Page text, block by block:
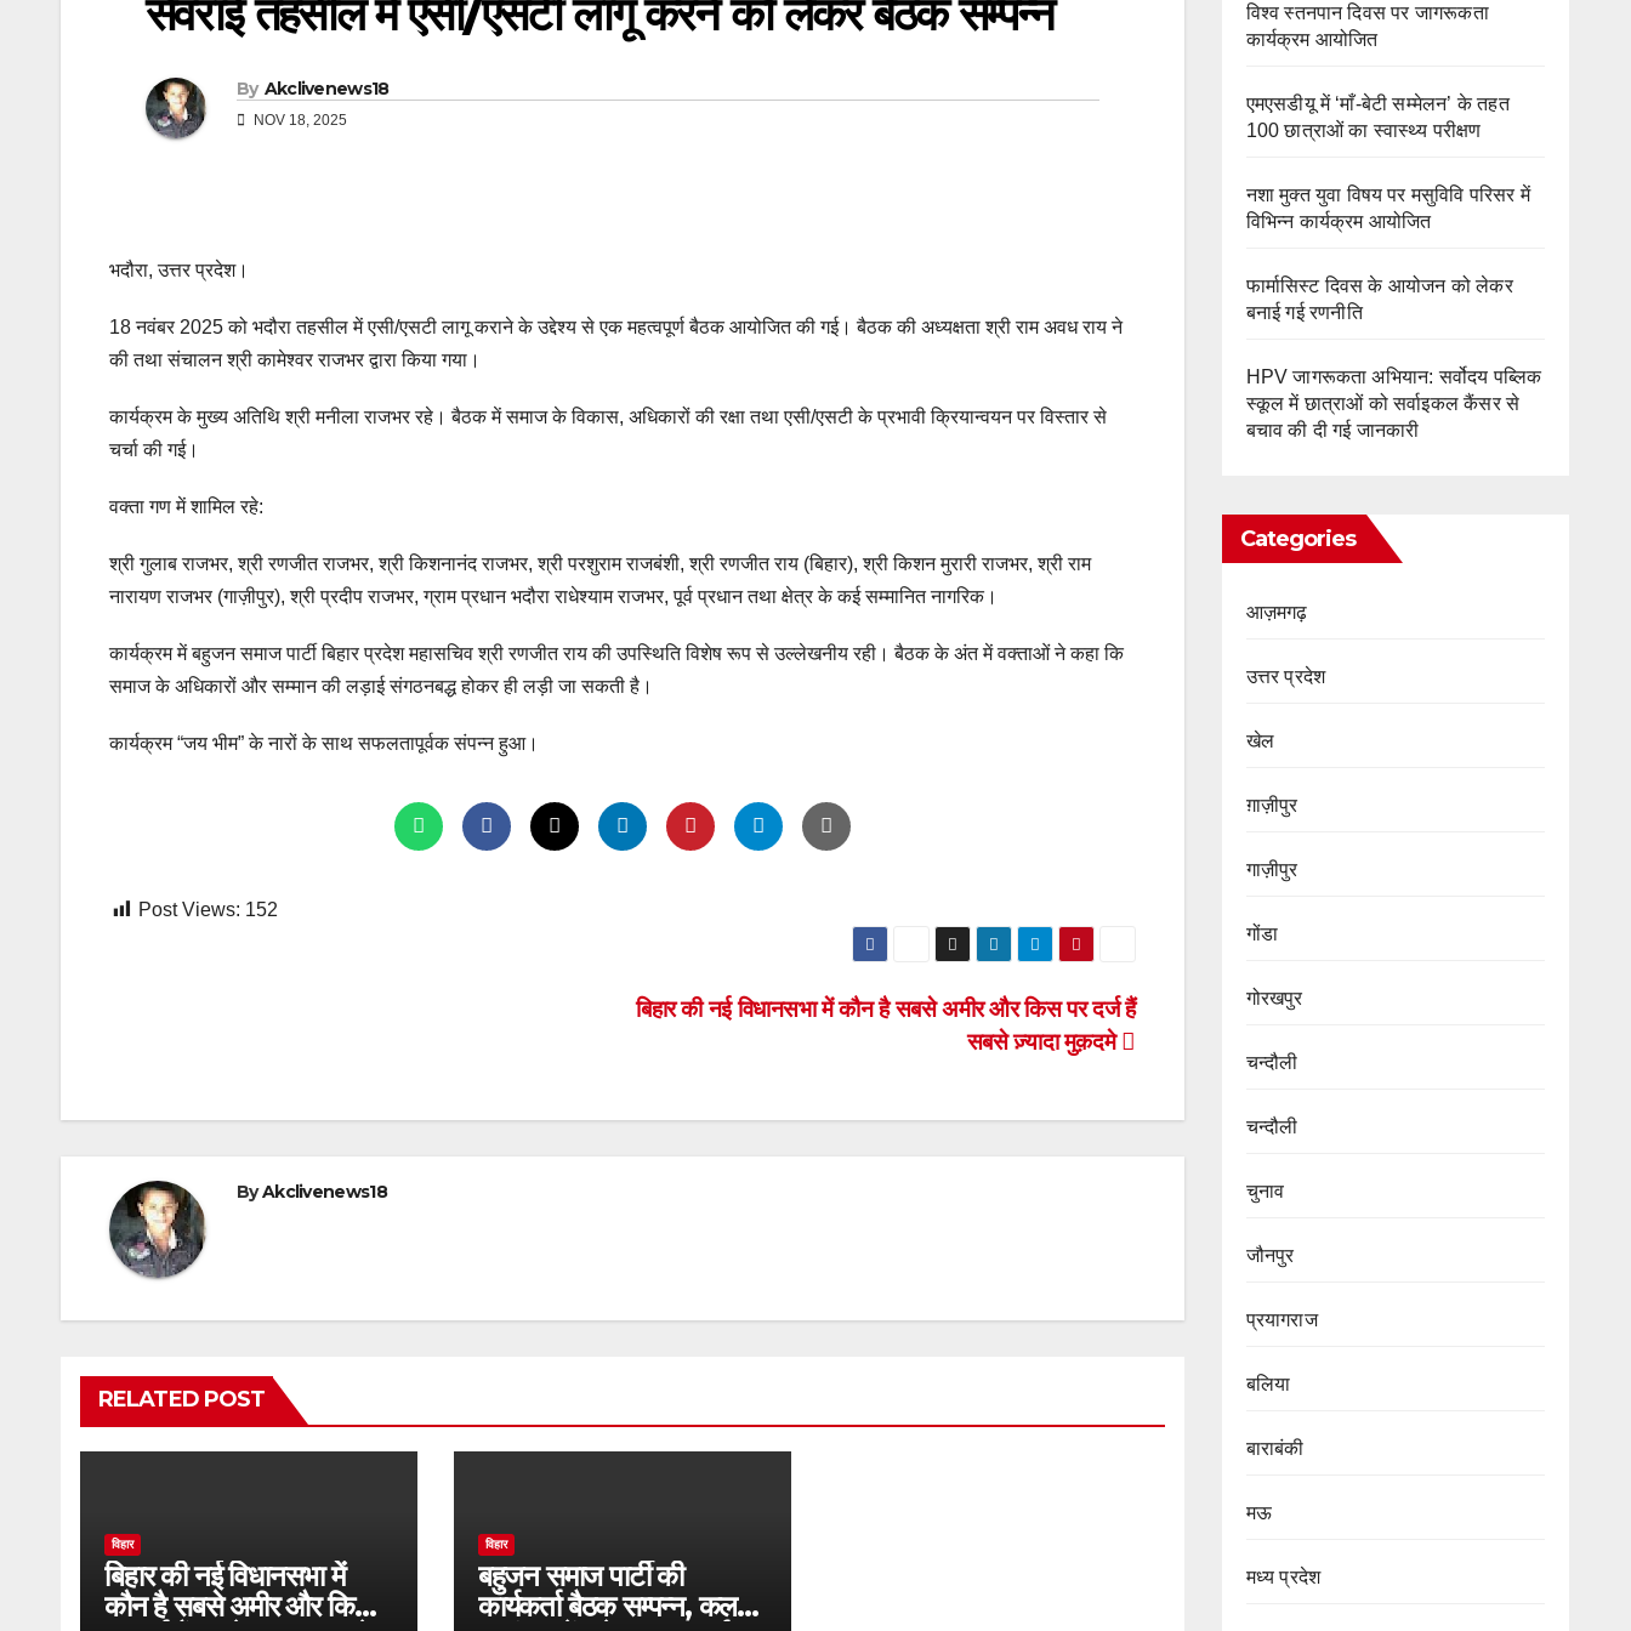
सेवराई तहसील में एसी/एसटी लागू करने को लेकर बैठक सम्पन्न
By Akclivenews18
NOV 18, 2025
भदौरा, उत्तर प्रदेश।
18 नवंबर 2025 को भदौरा तहसील में एसी/एसटी लागू कराने के उद्देश्य से एक महत्वपूर्ण बैठक आयोजित की गई। बैठक की अध्यक्षता श्री राम अवध राय ने
की तथा संचालन श्री कामेश्वर राजभर द्वारा किया गया।
कार्यक्रम के मुख्य अतिथि श्री मनीला राजभर रहे। बैठक में समाज के विकास, अधिकारों की रक्षा तथा एसी/एसटी के प्रभावी क्रियान्वयन पर विस्तार से
चर्चा की गई।
वक्ता गण में शामिल रहे:
श्री गुलाब राजभर, श्री रणजीत राजभर, श्री किशनानंद राजभर, श्री परशुराम राजबंशी, श्री रणजीत राय (बिहार), श्री किशन मुरारी राजभर, श्री राम
नारायण राजभर (गाज़ीपुर), श्री प्रदीप राजभर, ग्राम प्रधान भदौरा राधेश्याम राजभर, पूर्व प्रधान तथा क्षेत्र के कई सम्मानित नागरिक।
कार्यक्रम में बहुजन समाज पार्टी बिहार प्रदेश महासचिव श्री रणजीत राय की उपस्थिति विशेष रूप से उल्लेखनीय रही। बैठक के अंत में वक्ताओं ने कहा कि
समाज के अधिकारों और सम्मान की लड़ाई संगठनबद्ध होकर ही लड़ी जा सकती है।
कार्यक्रम “जय भीम” के नारों के साथ सफलतापूर्वक संपन्न हुआ।
Post Views: 152
बिहार की नई विधानसभा में कौन है सबसे अमीर और किस पर दर्ज हैं
सबसे ज़्यादा मुक़दमे
ByAkclivenews18
RELATED POST
विहार
बिहार की नई विधानसभा में
कौन है सबसे अमीर और किस
विहार
बहुजन समाज पार्टी की
कार्यकर्ता बैठक सम्पन्न, कल
विश्व स्तनपान दिवस पर जागरूकता
कार्यक्रम आयोजित
एमएसडीयू में ‘माँ-बेटी सम्मेलन’ के तहत
100 छात्राओं का स्वास्थ्य परीक्षण
नशा मुक्त युवा विषय पर मसुविवि परिसर में
विभिन्न कार्यक्रम आयोजित
फार्मासिस्ट दिवस के आयोजन को लेकर
बनाई गई रणनीति
HPV जागरूकता अभियान: सर्वोदय पब्लिक
स्कूल में छात्राओं को सर्वाइकल कैंसर से
बचाव की दी गई जानकारी
Categories
आज़मगढ़
उत्तर प्रदेश
खेल
ग़ाज़ीपुर
गाज़ीपुर
गोंडा
गोरखपुर
चन्दौली
चन्दौली
चुनाव
जौनपुर
प्रयागराज
बलिया
बाराबंकी
मऊ
मध्य प्रदेश